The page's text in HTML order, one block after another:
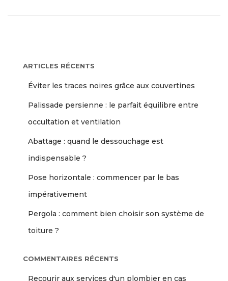
ARTICLES RÉCENTS
Éviter les traces noires grâce aux couvertines
Palissade persienne : le parfait équilibre entre
occultation et ventilation
Abattage : quand le dessouchage est
indispensable ?
Pose horizontale : commencer par le bas
impérativement
Pergola : comment bien choisir son système de
toiture ?
COMMENTAIRES RÉCENTS
Recourir aux services d'un plombier en cas